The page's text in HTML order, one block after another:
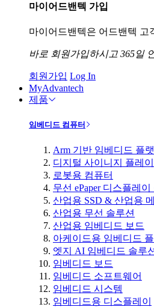
마이어드밴텍 가입
마이어드밴텍은 어드밴텍 고
바로 회원가입하시고 365일
회원가입 Log In
MyAdvantech
제품
임베디드 컴퓨터
Arm 기반 임베디드 플
디지털 사이니지 플레
로봇용 컴퓨터
무선 ePaper 디스플레이
산업용 SSD & 산업용
산업용 무선 솔루션
산업용 임베디드 보드
아케이드용 임베디드
엣지 AI 임베디드 솔루
임베디드 보드
임베디드 소프트웨어
임베디드 시스템
임베디드용 디스플레이